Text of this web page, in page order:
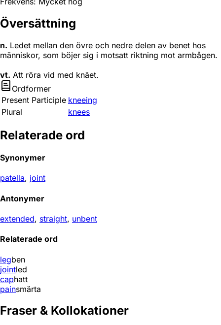
Översättning
n. Ledet mellan den övre och nedre delen av benet hos
människor, som böjer sig i motsatt riktning mot armbågen.
vt. Att röra vid med knäet.
Ordformer
Present Participle kneeing
Plural
knees
Relaterade ord
Synonymer
patella, joint
Antonymer
extended, straight, unbent
Relaterade ord
legben
jointled
caphatt
painsmärta
Fraser & Kollokationer